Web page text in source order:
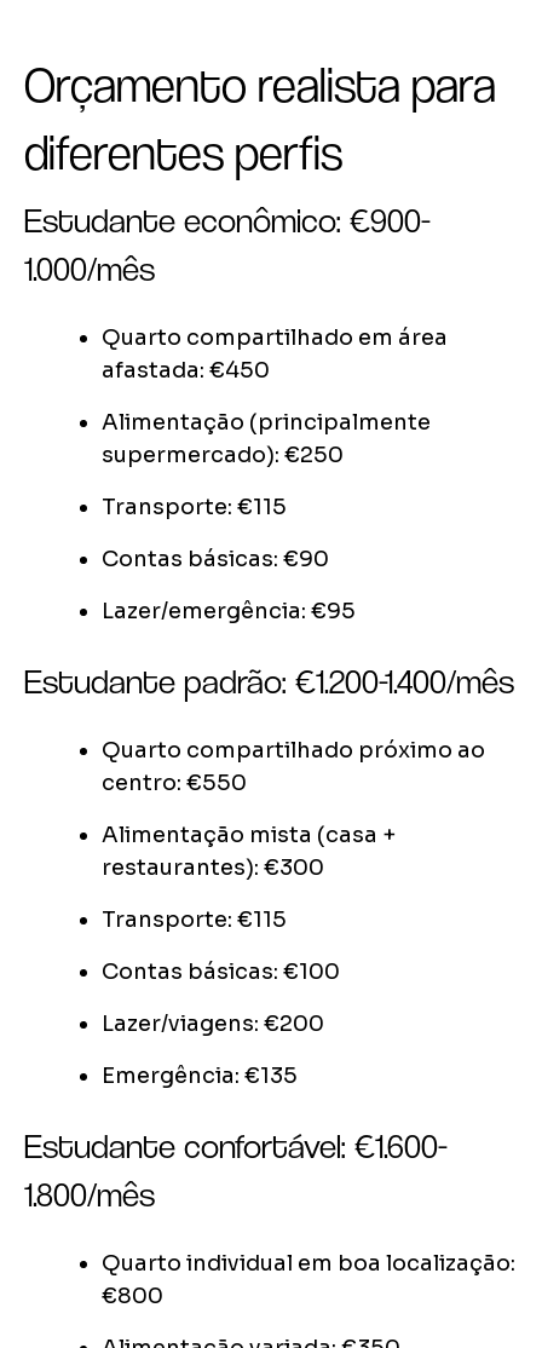
Orçamento realista para
diferentes perfis
Estudante econômico: €900-
1.000/mês
Quarto compartilhado em área
afastada: €450
Alimentação (principalmente
supermercado): €250
Transporte: €115
Contas básicas: €90
Lazer/emergência: €95
Estudante padrão: €1.200-1.400/mês
Quarto compartilhado próximo ao
centro: €550
Alimentação mista (casa +
restaurantes): €300
Transporte: €115
Contas básicas: €100
Lazer/viagens: €200
Emergência: €135
Estudante confortável: €1.600-
1.800/mês
Quarto individual em boa localização:
€800